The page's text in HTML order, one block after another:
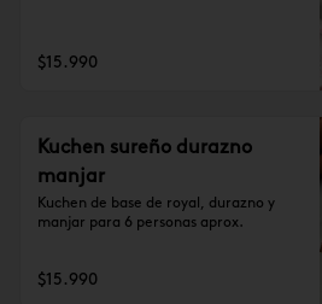
$15.990
Kuchen sureño durazno
manjar
Kuchen de base de royal, durazno y
manjar para 6 personas aprox.
$15.990